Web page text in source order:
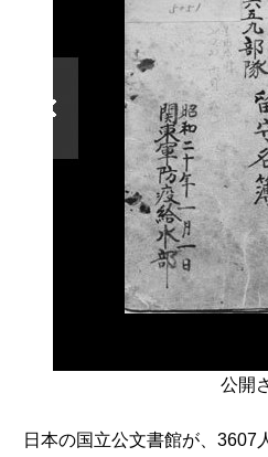
公開
日本の国立公文書館が、3607